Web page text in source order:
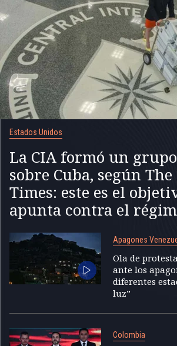
Estados Unidos
La CIA formó un
sobre Cuba, según
Times: este es el
apunta contra el
Apagones
Ola de
ante los
diferentes
luz”
Colombia